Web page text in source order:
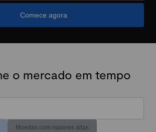
Comece agora
o mercado em tempo
Moedas com maiores altas